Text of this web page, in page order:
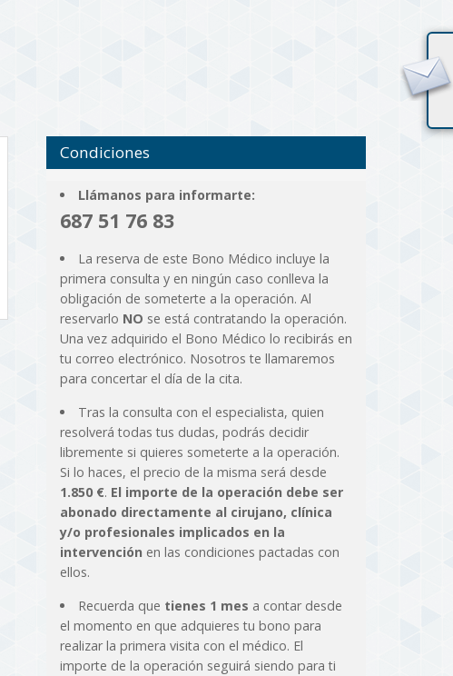
Condiciones
Llámanos para informarte:
687 51 76 83
La reserva de este Bono Médico incluye la
primera consulta y en ningún caso conlleva la
obligación de someterte a la operación. Al
reservarlo NO se está contratando la operación.
Una vez adquirido el Bono Médico lo recibirás en
tu correo electrónico. Nosotros te llamaremos
para concertar el día de la cita.
Tras la consulta con el especialista, quien
resolverá todas tus dudas, podrás decidir
libremente si quieres someterte a la operación.
Si lo haces, el precio de la misma será desde
1.850 €. El importe de la operación debe ser
abonado directamente al cirujano, clínica
y/o profesionales implicados en la
intervención en las condiciones pactadas con
ellos.
Recuerda que tienes 1 mes a contar desde
el momento en que adquieres tu bono para
realizar la primera visita con el médico. El
importe de la operación seguirá siendo para ti